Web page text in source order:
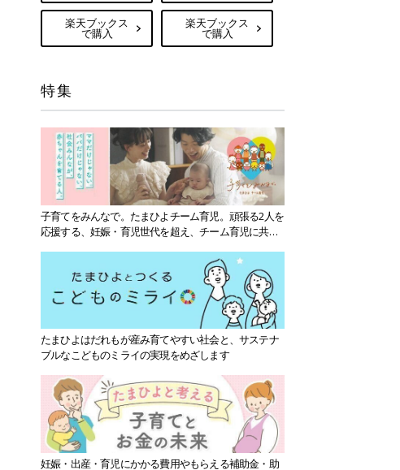
楽天ブックス
で購入
楽天ブックス
で購入
特集
子育てをみんなで。たまひよチーム育児。頑張る2人を
応援する、妊娠・育児世代を超え、チーム育児に共感
たまひよはだれもが産み育てやすい社会と、サステナ
ブルなこどものミライの実現をめざします
妊娠・出産・育児にかかる費用やもらえる補助金・助